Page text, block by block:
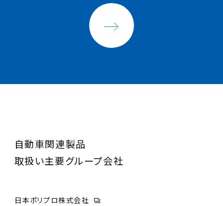
自動車関連製品
取扱い主要グループ会社
日本ポリプロ株式会社